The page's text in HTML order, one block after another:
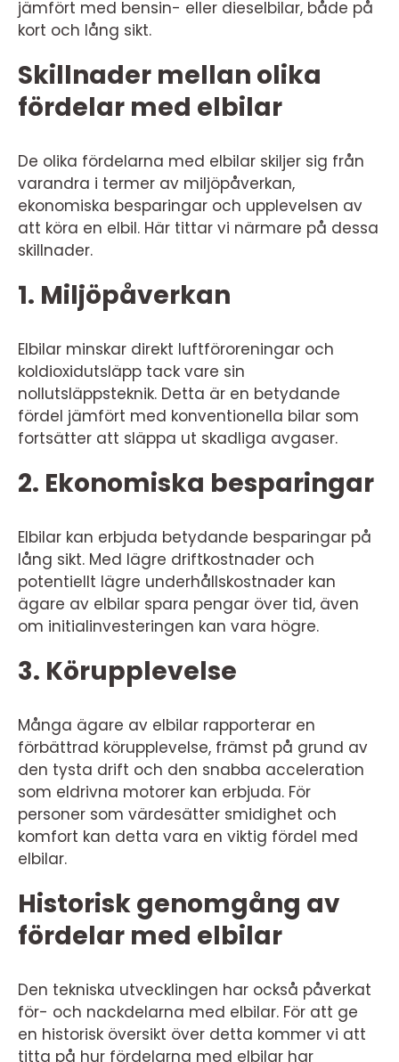
jämfört med bensin- eller dieselbilar, både på
kort och lång sikt.
Skillnader mellan olika
fördelar med elbilar
De olika fördelarna med elbilar skiljer sig från
varandra i termer av miljöpåverkan,
ekonomiska besparingar och upplevelsen av
att köra en elbil. Här tittar vi närmare på dessa
skillnader.
1. Miljöpåverkan
Elbilar minskar direkt luftföroreningar och
koldioxidutsläpp tack vare sin
nollutsläppsteknik. Detta är en betydande
fördel jämfört med konventionella bilar som
fortsätter att släppa ut skadliga avgaser.
2. Ekonomiska besparingar
Elbilar kan erbjuda betydande besparingar på
lång sikt. Med lägre driftkostnader och
potentiellt lägre underhållskostnader kan
ägare av elbilar spara pengar över tid, även
om initialinvesteringen kan vara högre.
3. Körupplevelse
Många ägare av elbilar rapporterar en
förbättrad körupplevelse, främst på grund av
den tysta drift och den snabba acceleration
som eldrivna motorer kan erbjuda. För
personer som värdesätter smidighet och
komfort kan detta vara en viktig fördel med
elbilar.
Historisk genomgång av
fördelar med elbilar
Den tekniska utvecklingen har också påverkat
för- och nackdelarna med elbilar. För att ge
en historisk översikt över detta kommer vi att
titta på hur fördelarna med elbilar har